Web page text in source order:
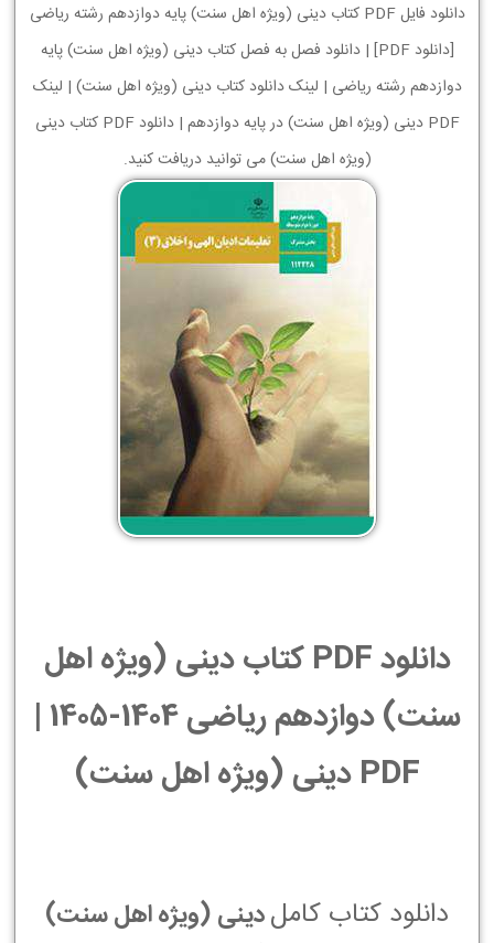
دانلود فایل PDF کتاب دینی (ویژه اهل سنت) پایه دوازدهم رشته ریاضی
[دانلود PDF] | دانلود فصل به فصل کتاب دینی (ویژه اهل سنت) پایه
دوازدهم رشته ریاضی | لینک دانلود کتاب دینی (ویژه اهل سنت) | لینک
PDF دینی (ویژه اهل سنت) در پایه دوازدهم | دانلود PDF کتاب دینی
(ویژه اهل سنت) می توانید دریافت کنید.
دانلود PDF کتاب دینی (ویژه اهل
سنت) دوازدهم ریاضی 1404-1405 |
PDF دینی (ویژه اهل سنت)
دانلود کتاب کاملدینی (ویژه اهل سنت)